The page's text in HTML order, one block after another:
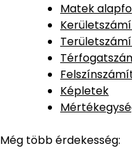
Matek
Képletek
Még több érdekesség: